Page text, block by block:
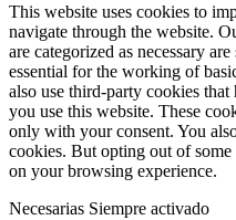
This website uses cookies to
navigate through the website.
are categorized as necessary
essential for the working of
also use third-party cookies
you use this website. These
only with your consent. You
cookies. But opting out of
on your browsing experience.
Necesarias Siempre activado